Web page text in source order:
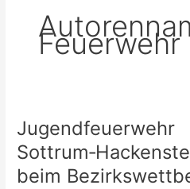
Jugendfeuerwehr
beim
Jugendfeuerwehr
Sottrum‑Hackenstedt
erfolgreich
beim